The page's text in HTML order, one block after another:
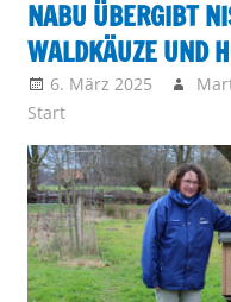
vor
NABU ÜBERGIBT
WALDKÄUZE UND
6. März 2025
Start